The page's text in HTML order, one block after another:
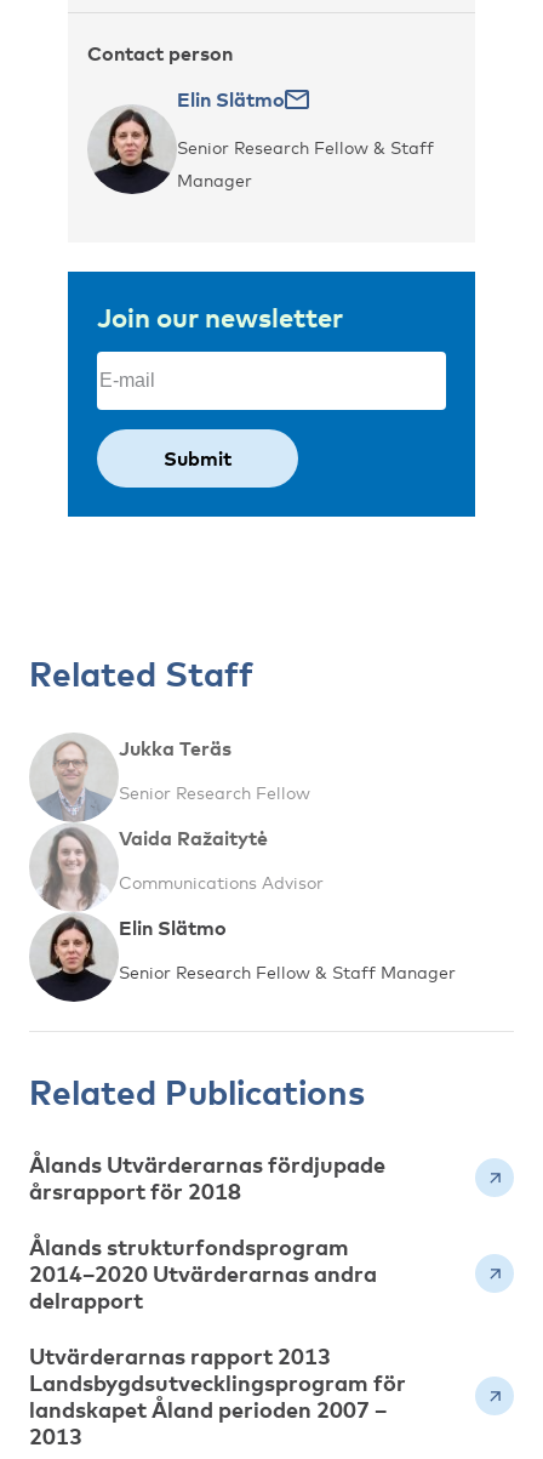
Contact person
Elin Slätmo
Senior Research Fellow & Staff
Manager
Join our newsletter
Email
Related Staff
Jukka Teräs
Senior Research Fellow
Vaida Ražaitytė
Communications Advisor
Elin Slätmo
Senior Research Fellow & Staff Manager
Related Publications
Ålands Utvärderarnas fördjupade
årsrapport för 2018
Ålands strukturfondsprogram
2014–2020 Utvärderarnas andra
delrapport
Utvärderarnas rapport 2013
Landsbygdsutvecklingsprogram för
landskapet Åland perioden 2007 –
2013